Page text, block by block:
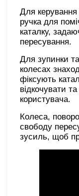
Для
ручка для
каталку,
пересування.
Для зупинки та
колесах
фіксують
відкочувати
користувача.
Колеса,
свободу
зусиль, щоб